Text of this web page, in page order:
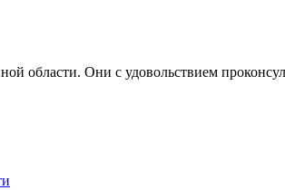
области. Они с удовольствием